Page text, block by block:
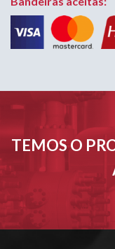
TEMOS O